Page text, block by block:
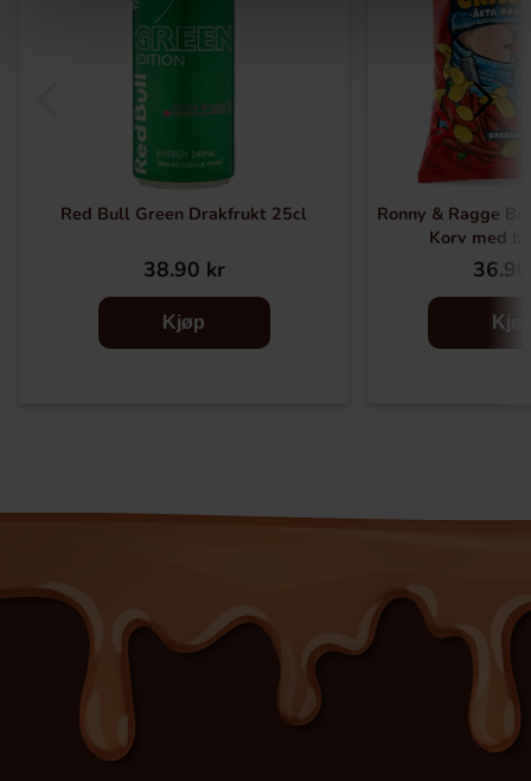
Red Bull Green Drakfrukt 25cl
38.90 kr
Kjøp
Ronny & Ragge
Korv med